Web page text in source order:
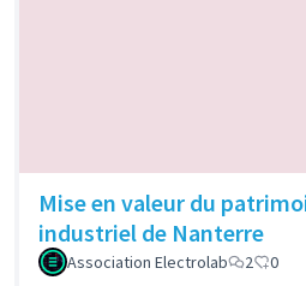
Mise en valeur du
industriel de Nanterre
Association Electrolab 2 0